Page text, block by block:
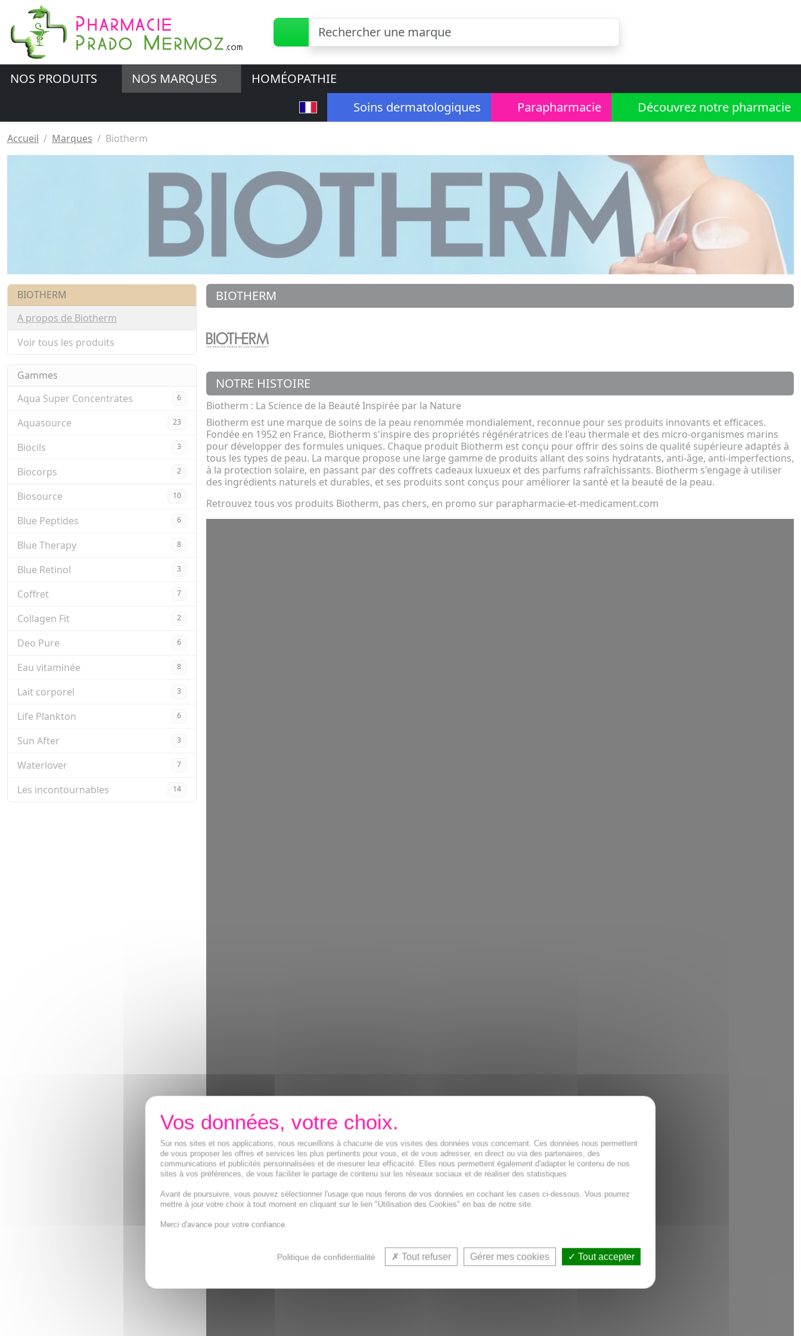
NOS PRODUITS NOS MARQUES
HOMÉOPATHIE
Soins dermatologiques
Parapharmacie Découvrez notre pharmacie
Accueil Marques Biotherm
BIOTHERM
A propos de Biotherm
Voir tous les produits
Gammes
Aqua Super Concentrates
6
Aquasource 23
Biocils 3
Biocorps 2
Biosource 10
Blue Peptides 6
Blue Therapy 8
Blue Retinol 3
Coffret 7
Collagen Fit 2
Deo Pure 6
Eau vitaminée 8
Lait corporel 3
Life Plankton 6
Sun After 3
Waterlover 7
Les incontournables 14
BIOTHERM
NOTRE HISTOIRE
Biotherm : La Science de la Beauté Inspirée par la Nature
Biotherm est une marque de soins de la peau renommée mondialement, reconnue pour ses produits innovants et efficaces.
Fondée en 1952 en France, Biotherm s'inspire des propriétés régénératrices de l'eau thermale et des micro-organismes marins
pour développer des formules uniques. Chaque produit Biotherm est conçu pour offrir des soins de qualité supérieure adaptés à
tous les types de peau. La marque propose une large gamme de produits allant des soins hydratants, anti-âge, anti-imperfections,
à la protection solaire, en passant par des coffrets cadeaux luxueux et des parfums rafraîchissants. Biotherm s'engage à utiliser
des ingrédients naturels et durables, et ses produits sont conçus pour améliorer la santé et la beauté de la peau.
Retrouvez tous vos produits Biotherm, pas chers, en promo sur parapharmacie-et-medicament.com
Sur nos sites et nos applications, nous recueillons à chacune de vos visites des données vous concernant. Ces données nous permettent
de vous proposer les offres et services les plus pertinents pour vous, et de vous adresser, en direct ou via des partenaires, des
communications et publicités personnalisées et de mesurer leur efficacité. Elles nous permettent également d'adapter le contenu de nos
sites à vos préférences, de vous faciliter le partage de contenu sur les réseaux sociaux et de réaliser des statistiques
Avant de poursuivre, vous pouvez sélectionner l'usage que nous ferons de vos données en cochant les cases ci-dessous. Vous pourrez
mettre à jour votre choix à tout moment en cliquant sur le lien "Utilisation des Cookies" en bas de notre site.
Merci d'avance pour votre confiance.
Politique de confidentialité Tout refuser Gérer mes cookies Tout accepter